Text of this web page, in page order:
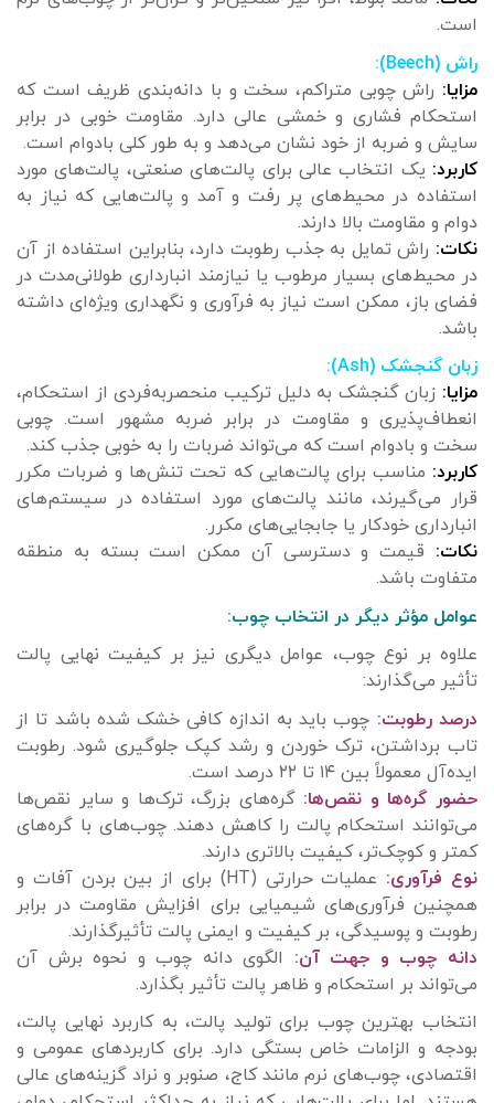
است.
راش (Beech):
مزایا: راش چوبی متراکم، سخت و با دانه‌بندی ظریف است که
استحکام فشاری و خمشی عالی دارد. مقاومت خوبی در برابر
سایش و ضربه از خود نشان می‌دهد و به طور کلی بادوام است.
کاربرد: یک انتخاب عالی برای پالت‌های صنعتی، پالت‌های مورد
استفاده در محیط‌های پر رفت و آمد و پالت‌هایی که نیاز به
دوام و مقاومت بالا دارند.
نکات: راش تمایل به جذب رطوبت دارد، بنابراین استفاده از آن
در محیط‌های بسیار مرطوب یا نیازمند انبارداری طولانی‌مدت در
فضای باز، ممکن است نیاز به فرآوری و نگهداری ویژه‌ای داشته
باشد.
زبان گنجشک (Ash):
مزایا: زبان گنجشک به دلیل ترکیب منحصربه‌فردی از استحکام،
انعطاف‌پذیری و مقاومت در برابر ضربه مشهور است. چوبی
سخت و بادوام است که می‌تواند ضربات را به خوبی جذب کند.
کاربرد: مناسب برای پالت‌هایی که تحت تنش‌ها و ضربات مکرر
قرار می‌گیرند، مانند پالت‌های مورد استفاده در سیستم‌های
انبارداری خودکار یا جابجایی‌های مکرر.
نکات: قیمت و دسترسی آن ممکن است بسته به منطقه
متفاوت باشد.
عوامل مؤثر دیگر در انتخاب چوب:
علاوه بر نوع چوب، عوامل دیگری نیز بر کیفیت نهایی پالت
تأثیر می‌گذارند:
درصد رطوبت: چوب باید به اندازه کافی خشک شده باشد تا از
تاب برداشتن، ترک خوردن و رشد کپک جلوگیری شود. رطوبت
ایده‌آل معمولاً بین ۱۴ تا ۲۲ درصد است.
حضور گره‌ها و نقص‌ها: گره‌های بزرگ، ترک‌ها و سایر نقص‌ها
می‌توانند استحکام پالت را کاهش دهند. چوب‌های با گره‌های
کمتر و کوچک‌تر، کیفیت بالاتری دارند.
نوع فرآوری:
عملیات حرارتی (HT) برای از بین بردن آفات و
همچنین فرآوری‌های شیمیایی برای افزایش مقاومت در برابر
رطوبت و پوسیدگی، بر کیفیت و ایمنی پالت تأثیرگذارند.
دانه چوب و جهت آن: الگوی دانه چوب و نحوه برش آن
می‌تواند بر استحکام و ظاهر پالت تأثیر بگذارد.
انتخاب بهترین چوب برای تولید پالت، به کاربرد نهایی پالت،
بودجه و الزامات خاص بستگی دارد. برای کاربردهای عمومی و
اقتصادی، چوب‌های نرم مانند کاج، صنوبر و نراد گزینه‌های عالی